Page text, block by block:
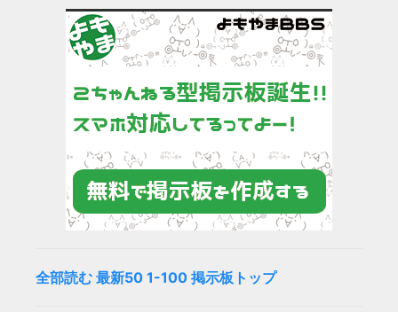
全部読む 最新50 1-100 掲示板トップ